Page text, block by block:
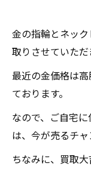
金の指輪とネッ
取りさせていただ
最近の金価格は
ております。
なので、ご自宅
は、今が売るチャ
ちなみに、買取